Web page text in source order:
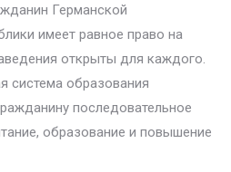
Германской
имеет равное право на
открыты для каждого.
система образования
последовательное
образование и повышение